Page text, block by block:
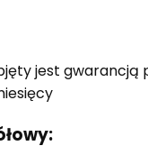
jest gwarancją